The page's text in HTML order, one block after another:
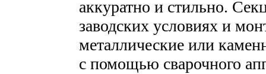
аккуратно и стильно.
заводских условиях и
металлические или
с помощью сварочного